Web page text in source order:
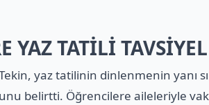
YAZ TATİLİ
yaz tatilinin dinlenmenin yanı
belirtti. Öğrencilere aileleriyle